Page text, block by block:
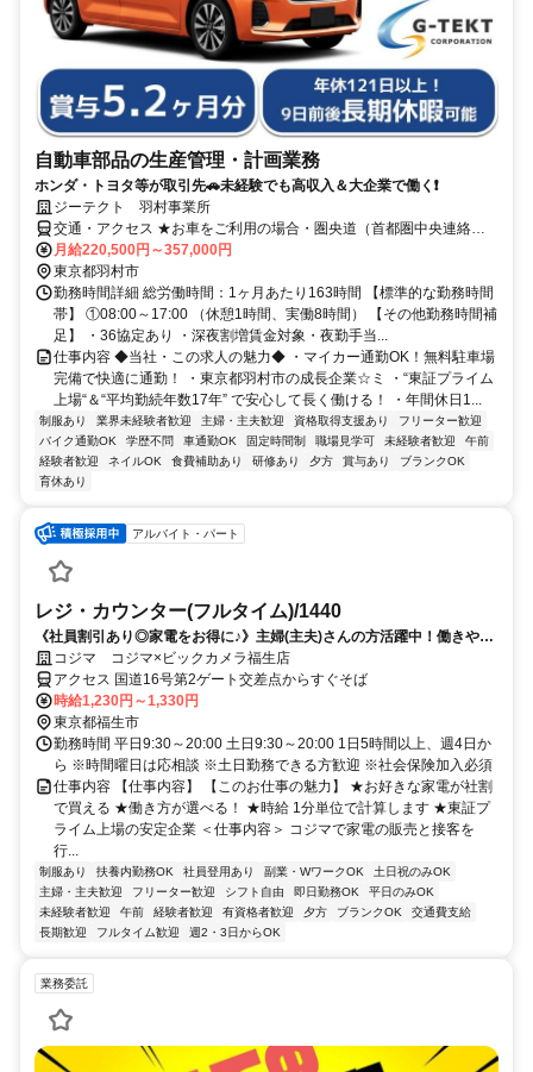
自動車部品の生産管理・計画業務
ホンダ・トヨタ等が取引先🚗未経験でも高収入＆大企業で働く❗
ジーテクト 羽村事業所
交通・アクセス ★お車をご利用の場合・圏央道（首都圏中央連絡自
動車道）「青梅IC」から約15分・中央自動車道 「八王子IC」から約
30分★電車をご利用の場合・JR青梅線「福生駅」東口出口からタク
シーで約10分
月給220,500円～357,000円
東京都羽村市
勤務時間詳細 総労働時間：1ヶ月あたり163時間 【標準的な勤務時間
帯】 ①08:00～17:00 （休憩1時間、実働8時間） 【その他勤務時間補
足】 ・36協定あり ・深夜割増賃金対象・夜勤手当...
仕事内容 ◆当社・この求人の魅力◆ ・マイカー通勤OK！無料駐車場
完備で快適に通勤！ ・東京都羽村市の成長企業☆ミ ・“東証プライム
上場“＆“平均勤続年数17年” で安心して長く働ける！ ・年間休日1...
制服あり 業界未経験者歓迎 主婦・主夫歓迎 資格取得支援あり
フリーター歓迎
バイク通勤OK
学歴不問 車通勤OK 固定時間制 職場見学可 未経験者歓迎
午前
経験者歓迎
ネイルOK 食費補助あり 研修あり 夕方 賞与あり
ブランクOK
育休あり
アルバイト・パート
レジ・カウンター(フルタイム)/1440
《社員割引あり◎家電をお得に♪》主婦(主夫)さんの方活躍中！働きやす
い柔軟シフトで家庭との両立可能◎
コジマ コジマ×ビックカメラ福生店
アクセス 国道16号第2ゲート交差点からすぐそば
時給1,230円～1,330円
東京都福生市
勤務時間 平日9:30～20:00 土日9:30～20:00 1日5時間以上、週4日か
ら ※時間曜日は応相談 ※土日勤務できる方歓迎 ※社会保険加入必須
仕事内容 【仕事内容】 【このお仕事の魅力】 ★お好きな家電が社割
で買える ★働き方が選べる！ ★時給 1分単位で計算します ★東証プ
ライム上場の安定企業 ＜仕事内容＞ コジマで家電の販売と接客を
行...
制服あり 扶養内勤務OK 社員登用あり 副業・WワークOK
土日祝のみOK
主婦・主夫歓迎
フリーター歓迎 シフト自由 即日勤務OK
平日のみOK
未経験者歓迎
午前 経験者歓迎 有資格者歓迎 夕方 ブランクOK
交通費支給
長期歓迎
フルタイム歓迎 週2・3日からOK
業務委託